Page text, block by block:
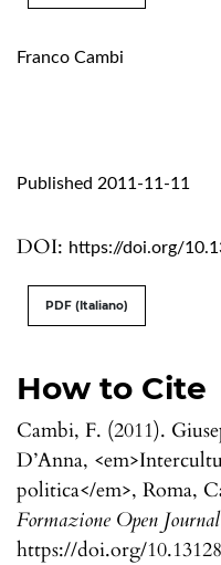
Franco Cambi
DOI: https://doi.org/
Published 2011-11-11
How to Cite
Cambi, F. (2011).
D’Anna,
politica</em>, Roma,
Formazione Open
https://doi.org/
PDF (Italiano)